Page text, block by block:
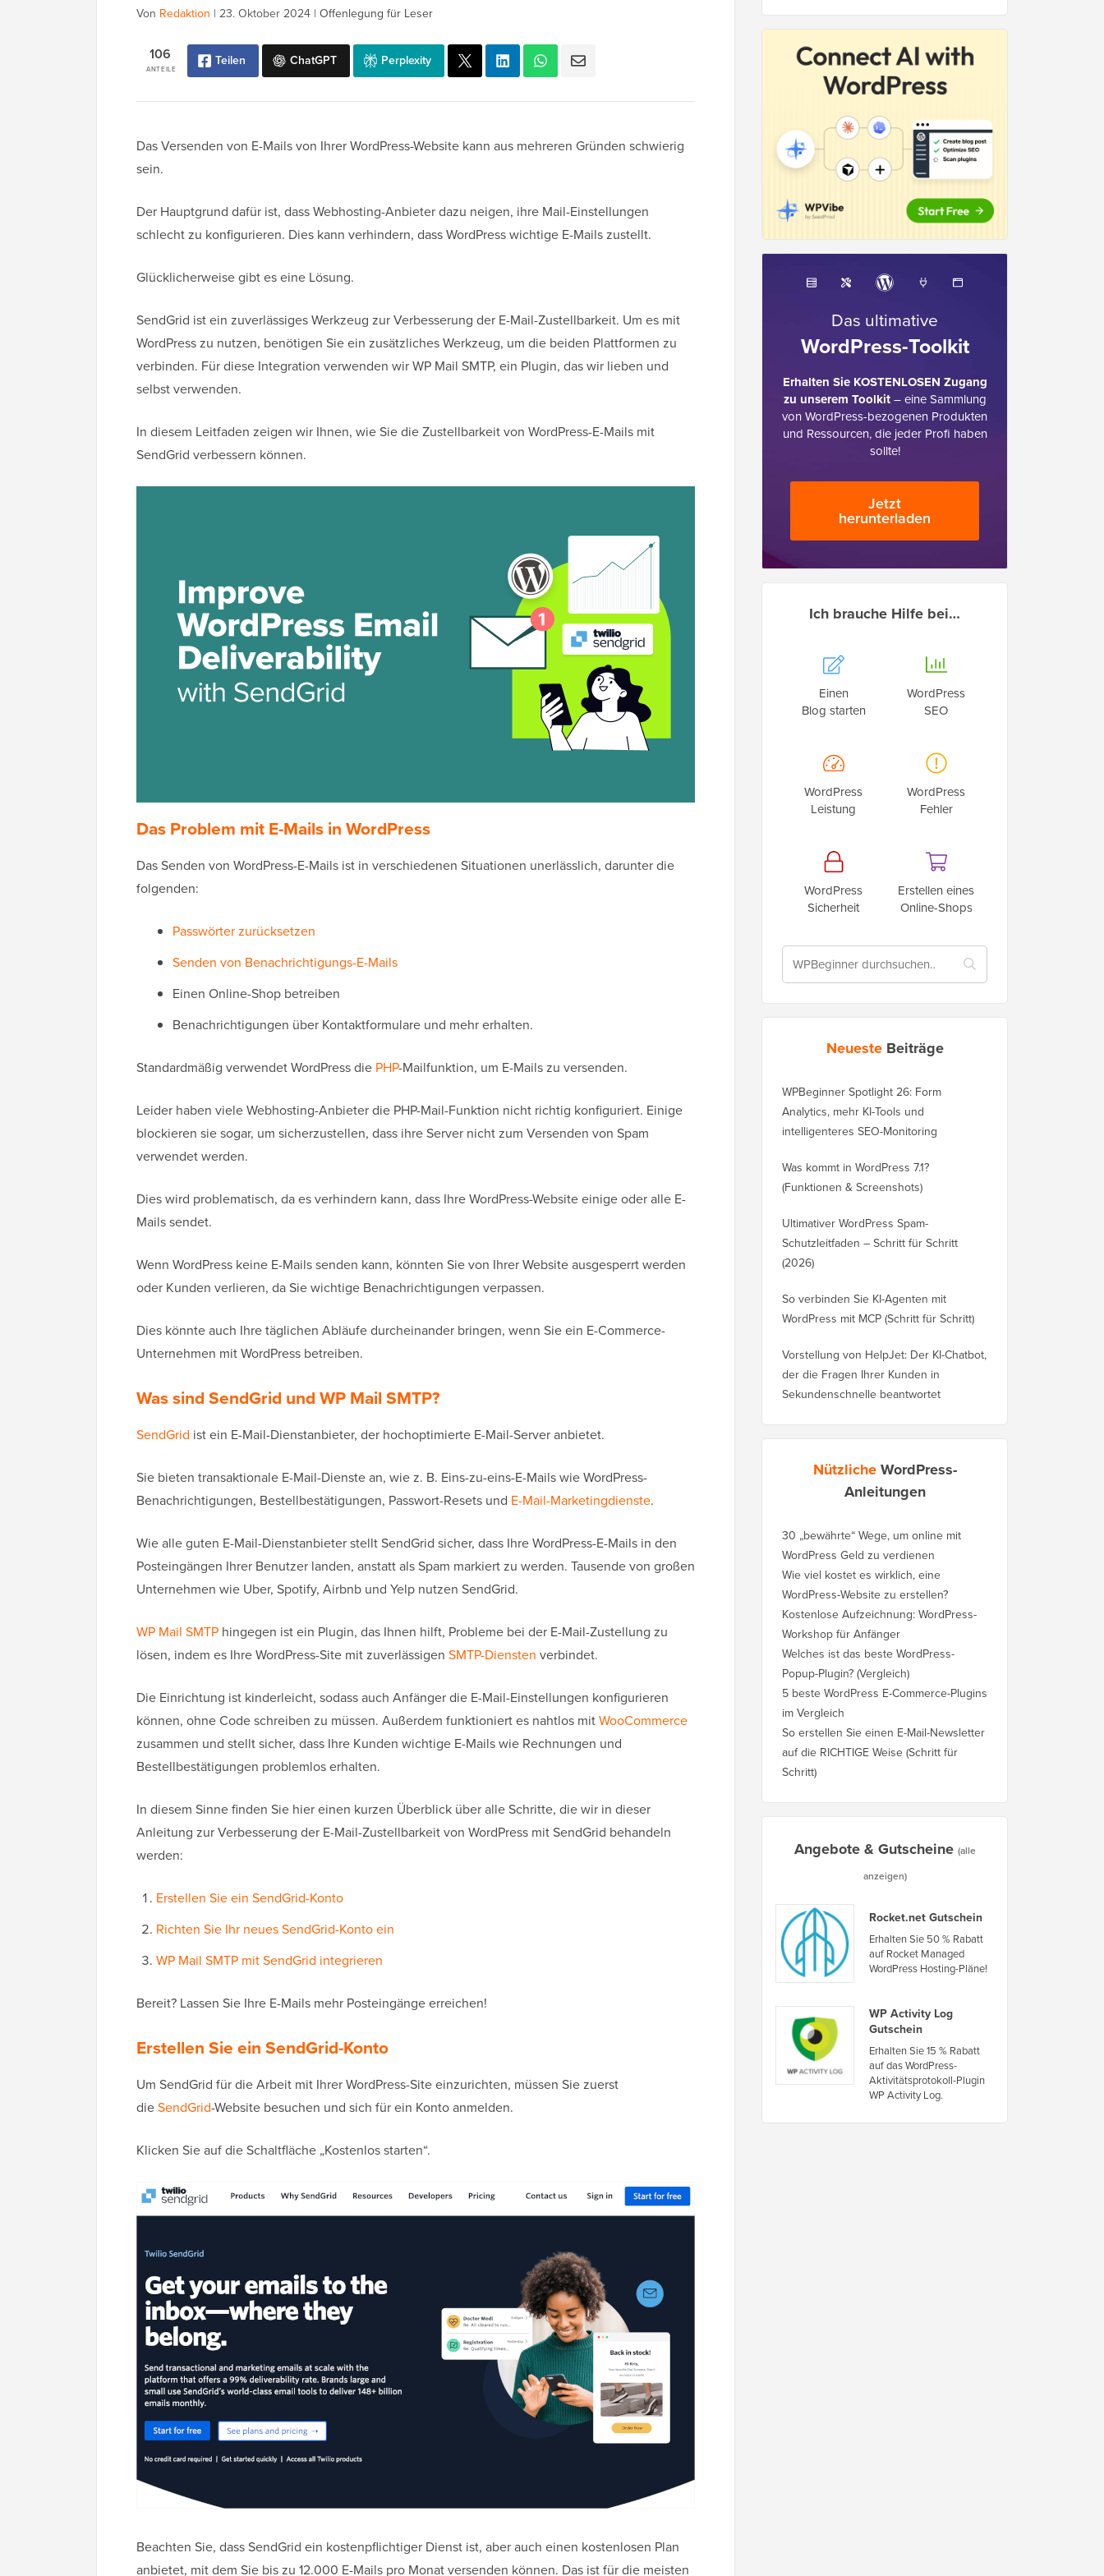
Von Redaktion | 23. Oktober 2024 | Offenlegung für Leser
ANTEILE
106 Teilen ChatGPT Perplexity
Das Versenden von E-Mails von Ihrer WordPress-Website kann aus mehreren Gründen schwierig
sein.
Der Hauptgrund dafür ist, dass Webhosting-Anbieter dazu neigen, ihre Mail-Einstellungen
schlecht zu konfigurieren. Dies kann verhindern, dass WordPress wichtige E-Mails zustellt.
Glücklicherweise gibt es eine Lösung.
SendGrid ist ein zuverlässiges Werkzeug zur Verbesserung der E-Mail-Zustellbarkeit. Um es mit
WordPress zu nutzen, benötigen Sie ein zusätzliches Werkzeug, um die beiden Plattformen zu
verbinden. Für diese Integration verwenden wir WP Mail SMTP, ein Plugin, das wir lieben und
selbst verwenden.
In diesem Leitfaden zeigen wir Ihnen, wie Sie die Zustellbarkeit von WordPress-E-Mails mit
SendGrid verbessern können.
Das Problem mit E-Mails in WordPress
Das Senden von WordPress-E-Mails ist in verschiedenen Situationen unerlässlich, darunter die
folgenden:
Passwörter zurücksetzen
Senden von Benachrichtigungs-E-Mails
Einen Online-Shop betreiben
Benachrichtigungen über Kontaktformulare und mehr erhalten.
Standardmäßig verwendet WordPress die PHP-Mailfunktion, um E-Mails zu versenden.
Leider haben viele Webhosting-Anbieter die PHP-Mail-Funktion nicht richtig konfiguriert. Einige
blockieren sie sogar, um sicherzustellen, dass ihre Server nicht zum Versenden von Spam
verwendet werden.
Dies wird problematisch, da es verhindern kann, dass Ihre WordPress-Website einige oder alle E-
Mails sendet.
Wenn WordPress keine E-Mails senden kann, könnten Sie von Ihrer Website ausgesperrt werden
oder Kunden verlieren, da Sie wichtige Benachrichtigungen verpassen.
Dies könnte auch Ihre täglichen Abläufe durcheinander bringen, wenn Sie ein E-Commerce-
Unternehmen mit WordPress betreiben.
Was sind SendGrid und WP Mail SMTP?
SendGrid ist ein E-Mail-Dienstanbieter, der hochoptimierte E-Mail-Server anbietet.
Sie bieten transaktionale E-Mail-Dienste an, wie z. B. Eins-zu-eins-E-Mails wie WordPress-
Benachrichtigungen, Bestellbestätigungen, Passwort-Resets und E-Mail-Marketingdienste.
Wie alle guten E-Mail-Dienstanbieter stellt SendGrid sicher, dass Ihre WordPress-E-Mails in den
Posteingängen Ihrer Benutzer landen, anstatt als Spam markiert zu werden. Tausende von großen
Unternehmen wie Uber, Spotify, Airbnb und Yelp nutzen SendGrid.
WP Mail SMTP hingegen ist ein Plugin, das Ihnen hilft, Probleme bei der E-Mail-Zustellung zu
lösen, indem es Ihre WordPress-Site mit zuverlässigen SMTP-Diensten verbindet.
Die Einrichtung ist kinderleicht, sodass auch Anfänger die E-Mail-Einstellungen konfigurieren
können, ohne Code schreiben zu müssen. Außerdem funktioniert es nahtlos mitWooCommerce
zusammen und stellt sicher, dass Ihre Kunden wichtige E-Mails wie Rechnungen und
Bestellbestätigungen problemlos erhalten.
In diesem Sinne finden Sie hier einen kurzen Überblick über alle Schritte, die wir in dieser
Anleitung zur Verbesserung der E-Mail-Zustellbarkeit von WordPress mit SendGrid behandeln
werden:
Erstellen Sie ein SendGrid-Konto
Richten Sie Ihr neues SendGrid-Konto ein
WP Mail SMTP mit SendGrid integrieren
Bereit? Lassen Sie Ihre E-Mails mehr Posteingänge erreichen!
Erstellen Sie ein SendGrid-Konto
Um SendGrid für die Arbeit mit Ihrer WordPress-Site einzurichten, müssen Sie zuerst
dieSendGrid-Website besuchen und sich für ein Konto anmelden.
Klicken Sie auf die Schaltfläche „Kostenlos starten“.
Beachten Sie, dass SendGrid ein kostenpflichtiger Dienst ist, aber auch einen kostenlosen Plan
anbietet, mit dem Sie bis zu 12.000 E-Mails pro Monat versenden können. Das ist für die meisten
Das ultimative
WordPress-Toolkit
Erhalten Sie KOSTENLOSEN Zugang
zu unserem Toolkit– eine Sammlung
von WordPress-bezogenen Produkten
und Ressourcen, die jeder Profi haben
sollte!
Jetzt
herunterladen
Ich brauche Hilfe bei…
Einen
Blog starten
WordPress
SEO
WordPress
Leistung
WordPress
Fehler
WordPress
Sicherheit
Erstellen eines
Online-Shops
Neueste Beiträge
WPBeginner Spotlight 26: Form
Analytics, mehr KI-Tools und
intelligenteres SEO-Monitoring
Was kommt in WordPress 7.1?
(Funktionen & Screenshots)
Ultimativer WordPress Spam-
Schutzleitfaden – Schritt für Schritt
(2026)
So verbinden Sie KI-Agenten mit
WordPress mit MCP (Schritt für Schritt)
Vorstellung von HelpJet: Der KI-Chatbot,
der die Fragen Ihrer Kunden in
Sekundenschnelle beantwortet
NützlicheWordPress-
Anleitungen
30 „bewährte“ Wege, um online mit
WordPress Geld zu verdienen
Wie viel kostet es wirklich, eine
WordPress-Website zu erstellen?
Kostenlose Aufzeichnung: WordPress-
Workshop für Anfänger
Welches ist das beste WordPress-
Popup-Plugin? (Vergleich)
5 beste WordPress E-Commerce-Plugins
im Vergleich
So erstellen Sie einen E-Mail-Newsletter
auf die RICHTIGE Weise (Schritt für
Schritt)
Angebote & Gutscheine (alle
anzeigen)
Rocket.net Gutschein
Erhalten Sie 50 % Rabatt
auf Rocket Managed
WordPress Hosting-Pläne!
WP Activity Log
Gutschein
Erhalten Sie 15 % Rabatt
auf das WordPress-
Aktivitätsprotokoll-Plugin
WP Activity Log.